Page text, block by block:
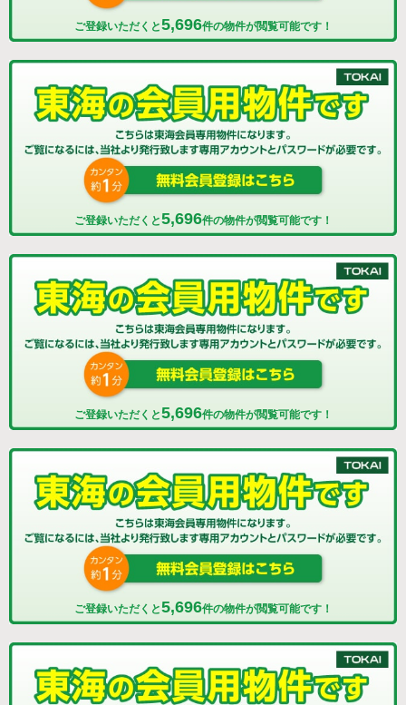
ご登録いただくと5,696件の物件が閲覧可能です！
ご登録いただくと5,696件の物件が閲覧可能です！
ご登録いただくと5,696件の物件が閲覧可能です！
ご登録いただくと5,696件の物件が閲覧可能です！